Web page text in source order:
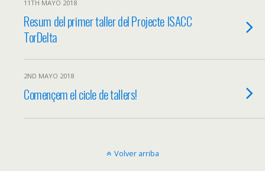
11TH MAYO 2018
Resum del primer taller del Projecte ISACC
TorDelta
2ND MAYO 2018
Començem el cicle de tallers!
Volver arriba